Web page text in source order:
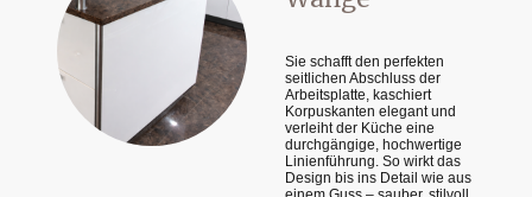
Sie schafft den perfekten
seitlichen Abschluss der
Arbeitsplatte, kaschiert
Korpuskanten elegant und
verleiht der Küche eine
durchgängige, hochwertige
Linienführung. So wirkt das
Design bis ins Detail wie aus